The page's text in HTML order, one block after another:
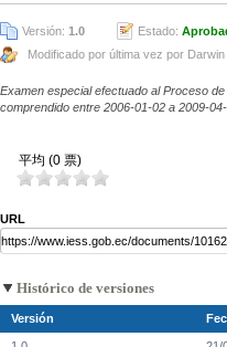
Versión: 1.0 Estado:
Modificado por última vez por Darwin
Examen especial efectuado al Proceso
comprendido entre 2006-01-02 a 2009-04-
平均 (0 票)
URL
Histórico de versiones
Versión